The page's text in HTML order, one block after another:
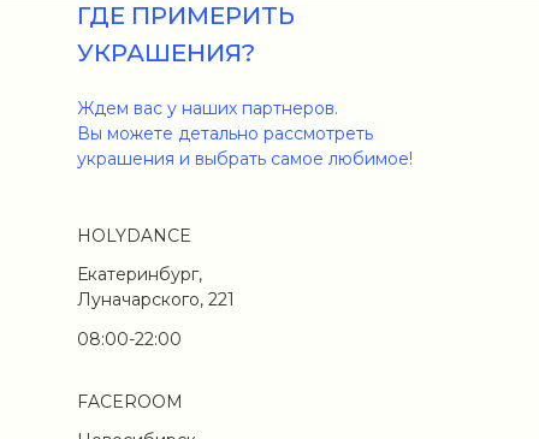
ГДЕ ПРИМЕРИТЬ
УКРАШЕНИЯ?
Екатеринбург,
Луначарского, 221
HOLYDANCE
08:00-22:00
Ждем вас у наших партнеров.
Вы можете детально рассмотреть
украшения и выбрать самое любимое!
FACEROOM